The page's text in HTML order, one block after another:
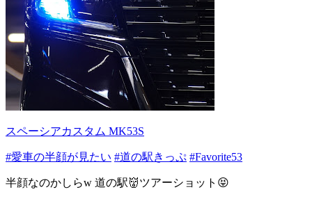
スペーシアカスタム MK53S
#愛車の半顔が見たい #道の駅きっぷ #Favorite53
半顔なのかしらw 道の駅👹ツアーショット😝